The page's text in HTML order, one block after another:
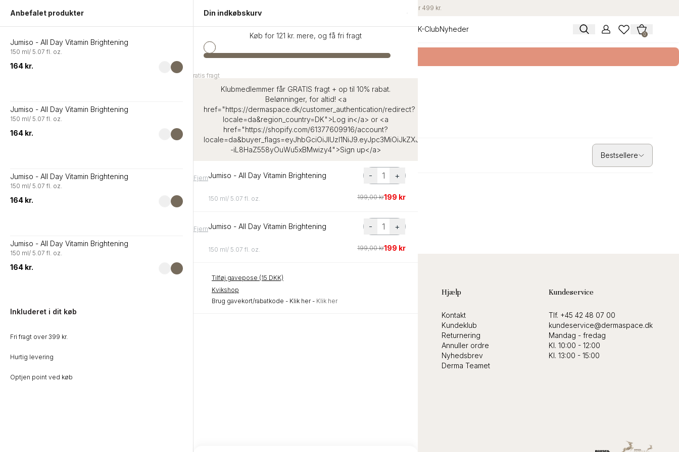
indhold Gratis gave ved køb over 499 kr.
Summer SaleHudplejeHårplejeMake-upRutinetestBrandsGuideK-ClubNyheder
0
Køb SKIN1004 Teca- Få en Signature Eco Bag
Home page
Bestsellere
Hjælp
Kontakt
Kundeklub
Returnering
Annuller ordre
Nyhedsbrev
Derma Teamet
Kundeservice
Tlf. +45 42 48 07 00
kundeservice@dermaspace.dk
Mandag - fredag
Kl. 10:00 - 12:00
Kl. 13:00 - 15:00
Anbefalet produkter
Jumiso - All Day Vitamin Brightening
150 ml/ 5.07 fl. oz.
164 kr.
Jumiso - All Day Vitamin Brightening
150 ml/ 5.07 fl. oz.
164 kr.
Jumiso - All Day Vitamin Brightening
150 ml/ 5.07 fl. oz.
164 kr.
Jumiso - All Day Vitamin Brightening
150 ml/ 5.07 fl. oz.
164 kr.
Inkluderet i dit køb
Fri fragt over 399 kr.
Hurtig levering
Optjen point ved køb
Din indkøbskurv
Køb for 121 kr. mere, og få fri fragt
Gratis fragt
Gratis fragt
Klubmedlemmer får GRATIS fragt + op til 10% rabat.
Belønninger, for altid! <a
href="https://dermaspace.dk/customer_authentication/redirect?
locale=da&region_country=DK">Log in</a> or <a
href="https://shopify.com/61377609916/account?
-iL8HaZ558yOuWu5xBMwizy4">Sign up</a>
FjernJumiso - All Day Vitamin Brightening - +
150 ml/ 5.07 fl. oz. 199,00 kr199 kr
FjernJumiso - All Day Vitamin Brightening - +
150 ml/ 5.07 fl. oz. 199,00 kr199 kr
Tilføj gavepose (15 DKK)
Kvikshop
Brug gavekort/rabatkode - Klik her - Klik her